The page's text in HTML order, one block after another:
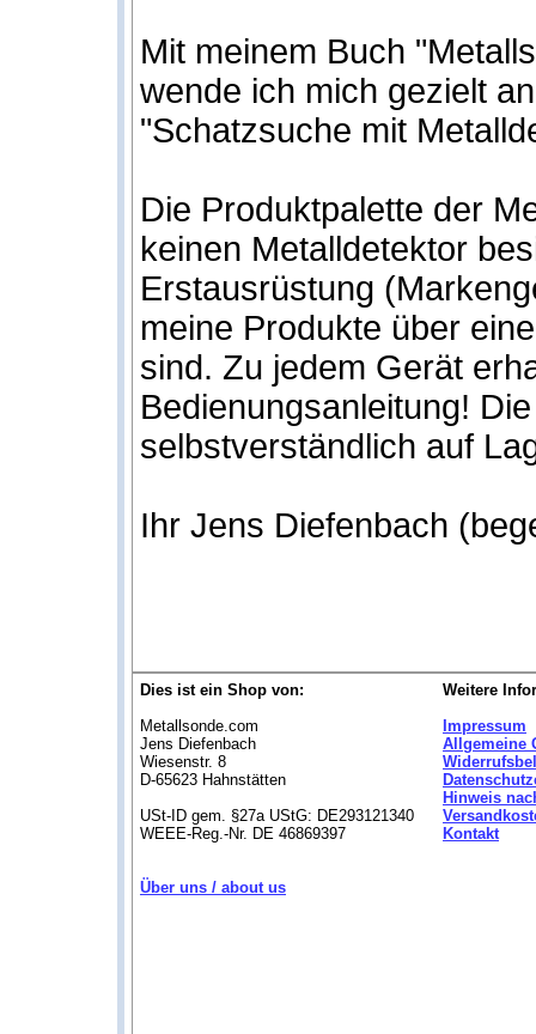
Mit meinem Buch
wende ich mich gezielt
"Schatzsuche mit
Die Produktpalette der
keinen Metalldetektor
Erstausrüstung
meine Produkte über
sind. Zu jedem Gerät
Bedienungsanleitung!
selbstverständlich auf
Ihr Jens Diefenbach
Dies ist ein Shop von:
Metallsonde.com
Jens Diefenbach
Wiesenstr. 8
D-65623 Hahnstätten
USt-ID gem. §27a UStG: DE293121340
WEEE-Reg.-Nr. DE 46869397
Über uns / about us
Weitere
Impressum
Allgemeine
Hinweis
Kontakt